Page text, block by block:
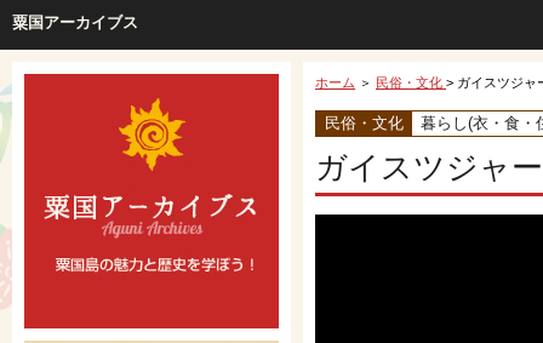
粟国アーカイブス
ホーム ＞ 民俗・文化 > ガイスツジャ
民俗・文化 暮らし(衣・食・
ガイスツジャー